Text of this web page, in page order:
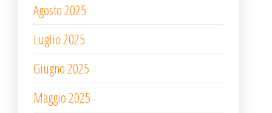
Agosto 2025
Luglio 2025
Giugno 2025
Maggio 2025